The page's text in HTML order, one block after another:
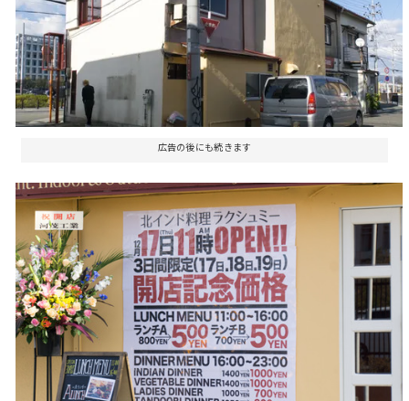
広告の後にも続きます